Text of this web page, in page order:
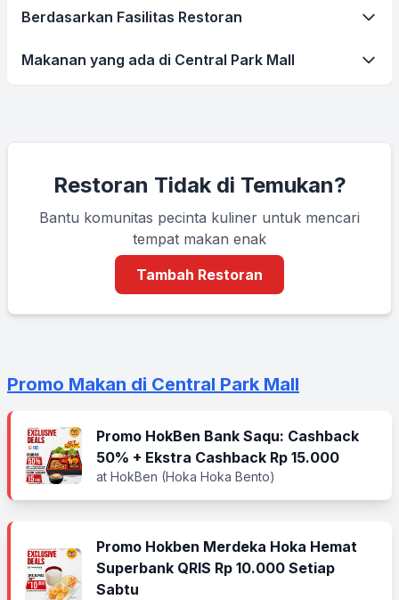
Berdasarkan Fasilitas Restoran
Makanan yang ada di Central Park Mall
Restoran Tidak di Temukan?
Bantu komunitas pecinta kuliner untuk mencari
tempat makan enak
Tambah Restoran
Promo Makan di Central Park Mall
Promo HokBen Bank Saqu: Cashback
50% + Ekstra Cashback Rp 15.000
at HokBen (Hoka Hoka Bento)
Promo Hokben Merdeka Hoka Hemat
Superbank QRIS Rp 10.000 Setiap
Sabtu